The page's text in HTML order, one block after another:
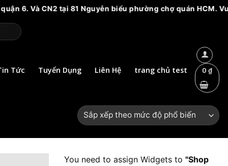
tại 81 Nguyễn biểu phường chợ quán HCM. Vui lòng
Tức Tuyển Dụng Liên Hệ trang chủ test 0₫
You need to assign Widgets to "Shop